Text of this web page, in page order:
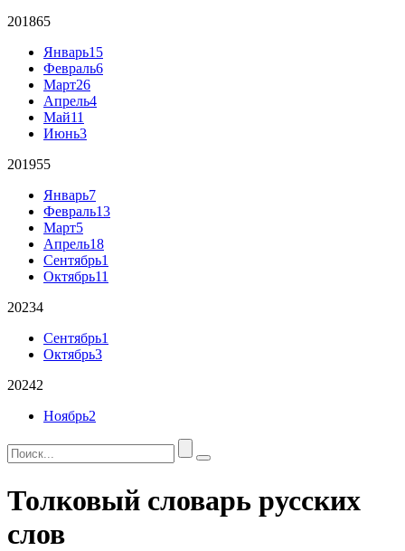
201865
Январь15
Февраль6
Март26
Апрель4
Май11
Июнь3
201955
Январь7
Февраль13
Март5
Апрель18
Сентябрь1
Октябрь11
20234
Сентябрь1
Октябрь3
20242
Ноябрь2
Толковый словарь русских
слов